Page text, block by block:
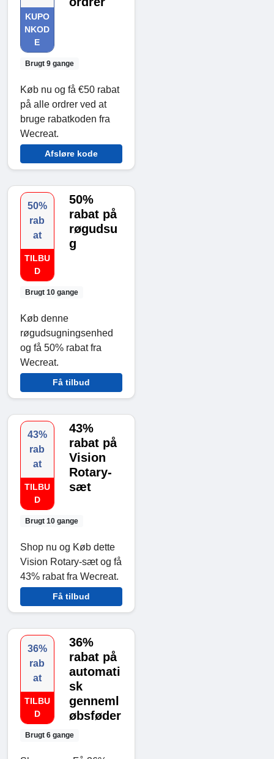
KUPO
NKOD
E
Brugt 9 gange
Køb nu og få €50 rabat
på alle ordrer ved at
bruge rabatkoden fra
Wecreat.
Afsløre kode
50%
rab
at
TILBU
D
Brugt 10 gange
50%
rabat på
røgudsu
g
Køb denne
røgudsugningsenhed
og få 50% rabat fra
Wecreat.
Få tilbud
43%
rab
at
TILBU
D
Brugt 10 gange
43%
rabat på
Vision
Rotary-
sæt
Shop nu og Køb dette
Vision Rotary-sæt og få
43% rabat fra Wecreat.
Få tilbud
36%
rab
at
TILBU
D
Brugt 6 gange
36%
rabat på
automati
sk
genneml
øbsføder